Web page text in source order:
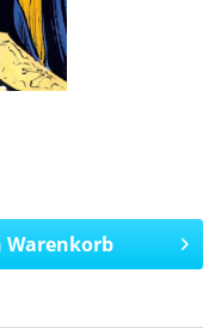
Warenkorb